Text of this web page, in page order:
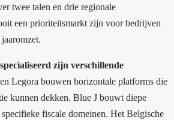
twee talen en drie regionale
een prioriteitsmarkt zijn voor bedrijven
zijn verschillende
Legora bouwen horizontale platforms die
kunnen dekken. Blue J bouwt diepe
fiscale domeinen. Het Belgische